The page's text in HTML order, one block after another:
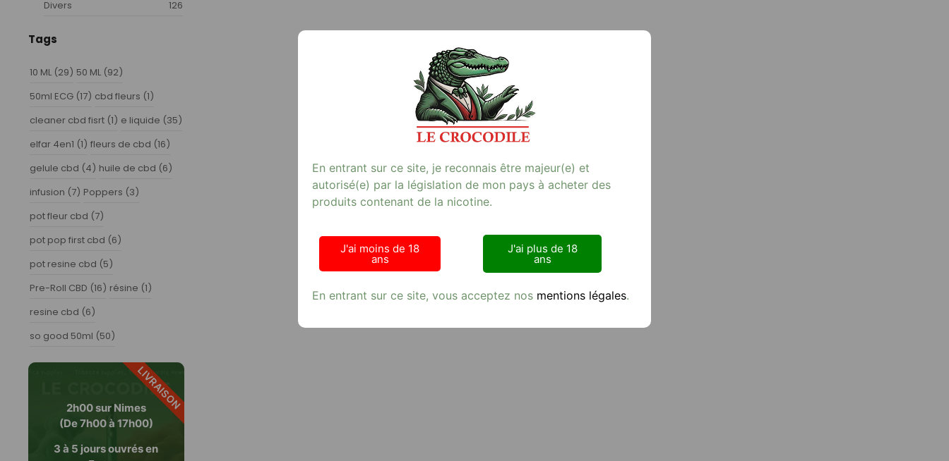
Divers
126
Tags
10 ML (29) 50 ML (92)
50ml ECG (17) cbd fleurs (1)
cleaner cbd fisrt (1) e liquide (35)
elfar 4en1 (1) fleurs de cbd (16)
gelule cbd (4) huile de cbd (6)
infusion (7) Poppers (3)
pot fleur cbd (7)
pot pop first cbd (6)
pot resine cbd (5)
Pre-Roll CBD (16) résine (1)
resine cbd (6)
so good 50ml (50)
2h00 sur Nimes
(De 7h00 à 17h00)
3 à 5 jours ouvrés en
LIVRAISON
En entrant sur ce site, je reconnais être majeur(e) et
autorisé(e) par la législation de mon pays à acheter des
produits contenant de la nicotine.
J'ai moins de 18
ans
J'ai plus de 18
ans
En entrant sur ce site, vous acceptez nos mentions légales.